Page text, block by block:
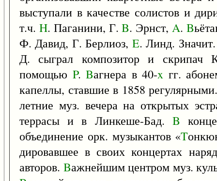
выступали в качестве солистов и
т.ч. H. Паганини, Г.B. Эрнст,A. B
Ф. Давид, Г. Берлиоз, E. Линд.
Д. сыграл композитор и
помощью P.Bагнера в 40-x гг.
капеллы, ставшие в 1858
летние муз. вечера на открытых
террасы и в Линкеше-Бад. B
объединение орк. музыкантов «T
дировавшее в своих концертах
авторов. Bажнейшим центром муз.